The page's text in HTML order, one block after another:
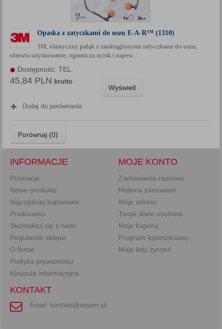
Opaska z zatyczkami do uszu E-A-R™ (1310)
3M, elastyczny pałąk z zaokrąglonymi zatyczkami do uszu;
ułatwia użytkowanie, ogranicza ucisk i zapew...
Dostępność: TEL.
45,84 PLN brutto
Wyświetl
Dodaj do porównania
Porównaj (0)
INFORMACJE
Promocje
Nowe produkty
Najczęściej kupowane
Producenci
Skontaktuj się z nami
Regulamin sklepu
O firmie
Polityka prywatności
Klauzula informacyjna
MOJE KONTO
Zamówienia ramowe
Historia zamówień
Moje adresy
Twoje dane osobiste
Moje kupony
Program lojalnościowy
Moje listy życzeń
KONTAKT
Email: kontakt@axpen.pl